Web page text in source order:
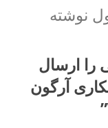
نوشته
را ارسال
آرگون